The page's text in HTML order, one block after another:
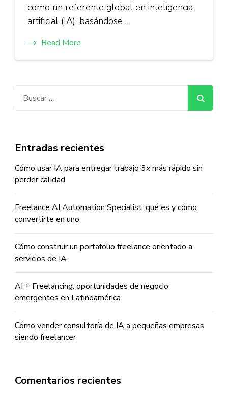
como un referente global en inteligencia
artificial (IA), basándose …
Read More
Entradas recientes
Cómo usar IA para entregar trabajo 3x más rápido sin
perder calidad
Freelance AI Automation Specialist: qué es y cómo
convertirte en uno
Cómo construir un portafolio freelance orientado a
servicios de IA
AI + Freelancing: oportunidades de negocio
emergentes en Latinoamérica
Cómo vender consultoría de IA a pequeñas empresas
siendo freelancer
Comentarios recientes